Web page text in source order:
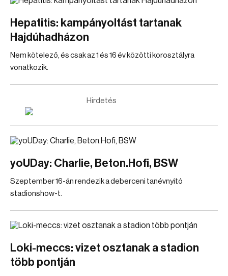
Hepatitis: kampányoltást tartanak
Hajdúhadházon
Nem kötelező, és csak az 1 és 16 év közötti korosztályra
vonatkozik.
Hirdetés
yoUDay: Charlie, Beton.Hofi, BSW
Szeptember 16-án rendezik a deberceni tanévnyitó
stadionshow-t.
Loki-meccs: vizet osztanak a stadion
több pontján